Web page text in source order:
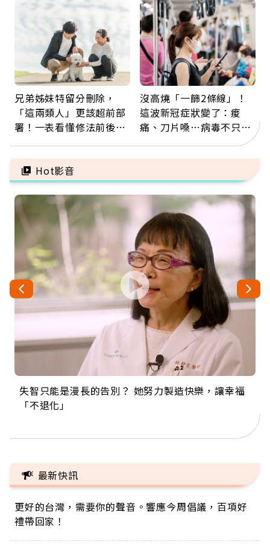
善待自己
兄弟姊妹特留分刪除，
「這兩類人」更該超前部
署！一表看懂修法前後差
更多
沒高燒「一篩2條線」！
這波新冠症狀變了：痠
痛、刀片嗓…病毒不只攻
肺，三高族恐引發全身血
管發炎
Hot影音
失智只能是漫長的告別？ 她努力製造快樂，讓幸福
「不退化」
來自剛果的巧克力神父 為台灣奉獻36年 「台灣是我
的家，我連作夢都講台語！」
63歲卸矽谷副總、搬回台灣找快樂！「蛋黃哥小
丑」走進安養院，逗樂上萬爺奶：退休後才開始真
104歲打破金氏世界紀錄 成為全球最年長羽球選
手，分享長壽的秘密原來是「這個」
事業巔峰他選擇追夢…黑手阿伯拉小提琴還登上小
巨蛋！連CNN都大讚！
最新快訊
更好的台灣，需要你的聲音。響應今周倡議，百項好
禮帶回家！